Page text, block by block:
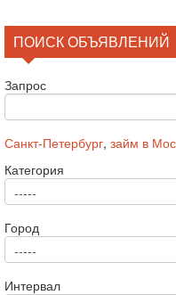
ПОИСК ОБЪЯВЛЕНИЙ
Запрос
Санкт-Петербург, займ в
Категория
Город
Интервал